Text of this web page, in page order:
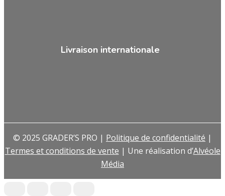
Livraison internationale
© 2025 GRADER’S PRO | Politique de confidentialité |
Termes et conditions de vente | Une réalisation d’Alvéole
Média